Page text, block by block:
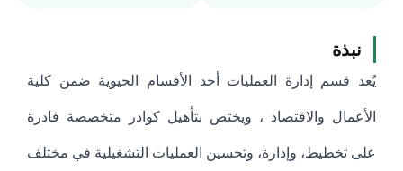
نبذة
يُعد قسم إدارة العمليات أحد الأقسام الحيوية ضمن كلية
الأعمال والاقتصاد ، ويختص بتأهيل كوادر متخصصة قادرة
على تخطيط، وإدارة، وتحسين العمليات التشغيلية في مختلف